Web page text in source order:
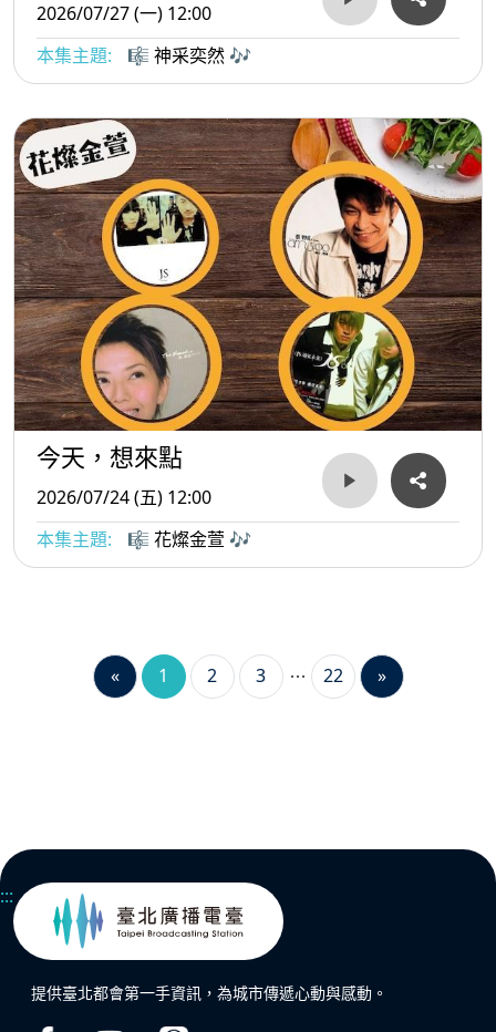
2026/07/27 (一) 12:00
本集主題:
🎼 神采奕然 🎶
今天，想來點
2026/07/24 (五) 12:00
本集主題:
🎼 花燦金萱 🎶
« 1 2 3 22 »
:::
提供臺北都會第一手資訊，為城市傳遞心動與感動。